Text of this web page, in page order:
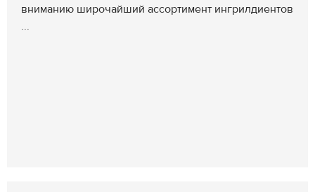
вниманию широчайший ассортимент ингрилдиентов
...